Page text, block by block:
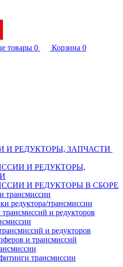
товары 0 Корзина 0
И РЕДУКТОРЫ, ЗАПЧАСТИ
И РЕДУКТОРЫ,
И РЕДУКТОРЫ В СБОРЕ
трансмиссии
редуктора/трансмиссии
и редукторов
и редукторов
и трансмиссий
трансмиссии